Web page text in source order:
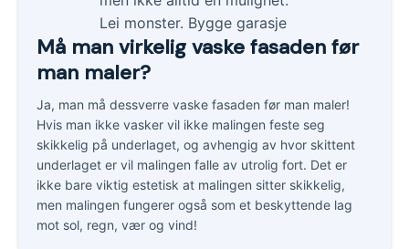
Må man virkelig vaske fasaden før
man maler?
Ja, man må dessverre vaske fasaden før man maler!
Hvis man ikke vasker vil ikke malingen feste seg
skikkelig på underlaget, og avhengig av hvor skittent
underlaget er vil malingen falle av utrolig fort. Det er
ikke bare viktig estetisk at malingen sitter skikkelig,
men malingen fungerer også som et beskyttende lag
mot sol, regn, vær og vind!